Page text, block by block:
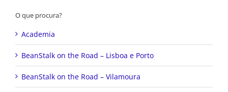
O que procura?
Academia
BeanStalk on the Road – Lisboa e Porto
BeanStalk on the Road – Vilamoura